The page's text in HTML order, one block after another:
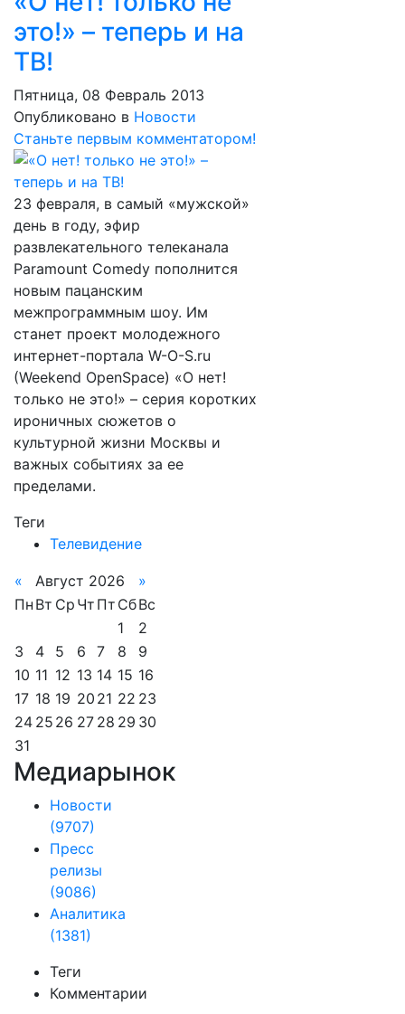
это!» – теперь и на
ТВ!
Пятница, 08 Февраль 2013
Опубликовано в Новости
Станьте первым комментатором!
23 февраля, в самый «мужской»
день в году, эфир
развлекательного телеканала
Paramount Comedy пополнится
новым пацанским
межпрограммным шоу. Им
станет проект молодежного
интернет-портала W-O-S.ru
(Weekend OpenSpace) «О нет!
только не это!» – серия коротких
ироничных сюжетов о
культурной жизни Москвы и
важных событиях за ее
пределами.
Теги
Телевидение
« Август 2026
»
Пн Вт Ср Чт Пт СбВс
1
2
3
4 5 6 7 8
9
10 11 12 13 14 15 16
17 18 19 20 21 22 23
24 25 26 27 28 29 30
31
Медиарынок
Новости
(9707)
Пресс
релизы
(9086)
Аналитика
(1381)
Теги
Комментарии